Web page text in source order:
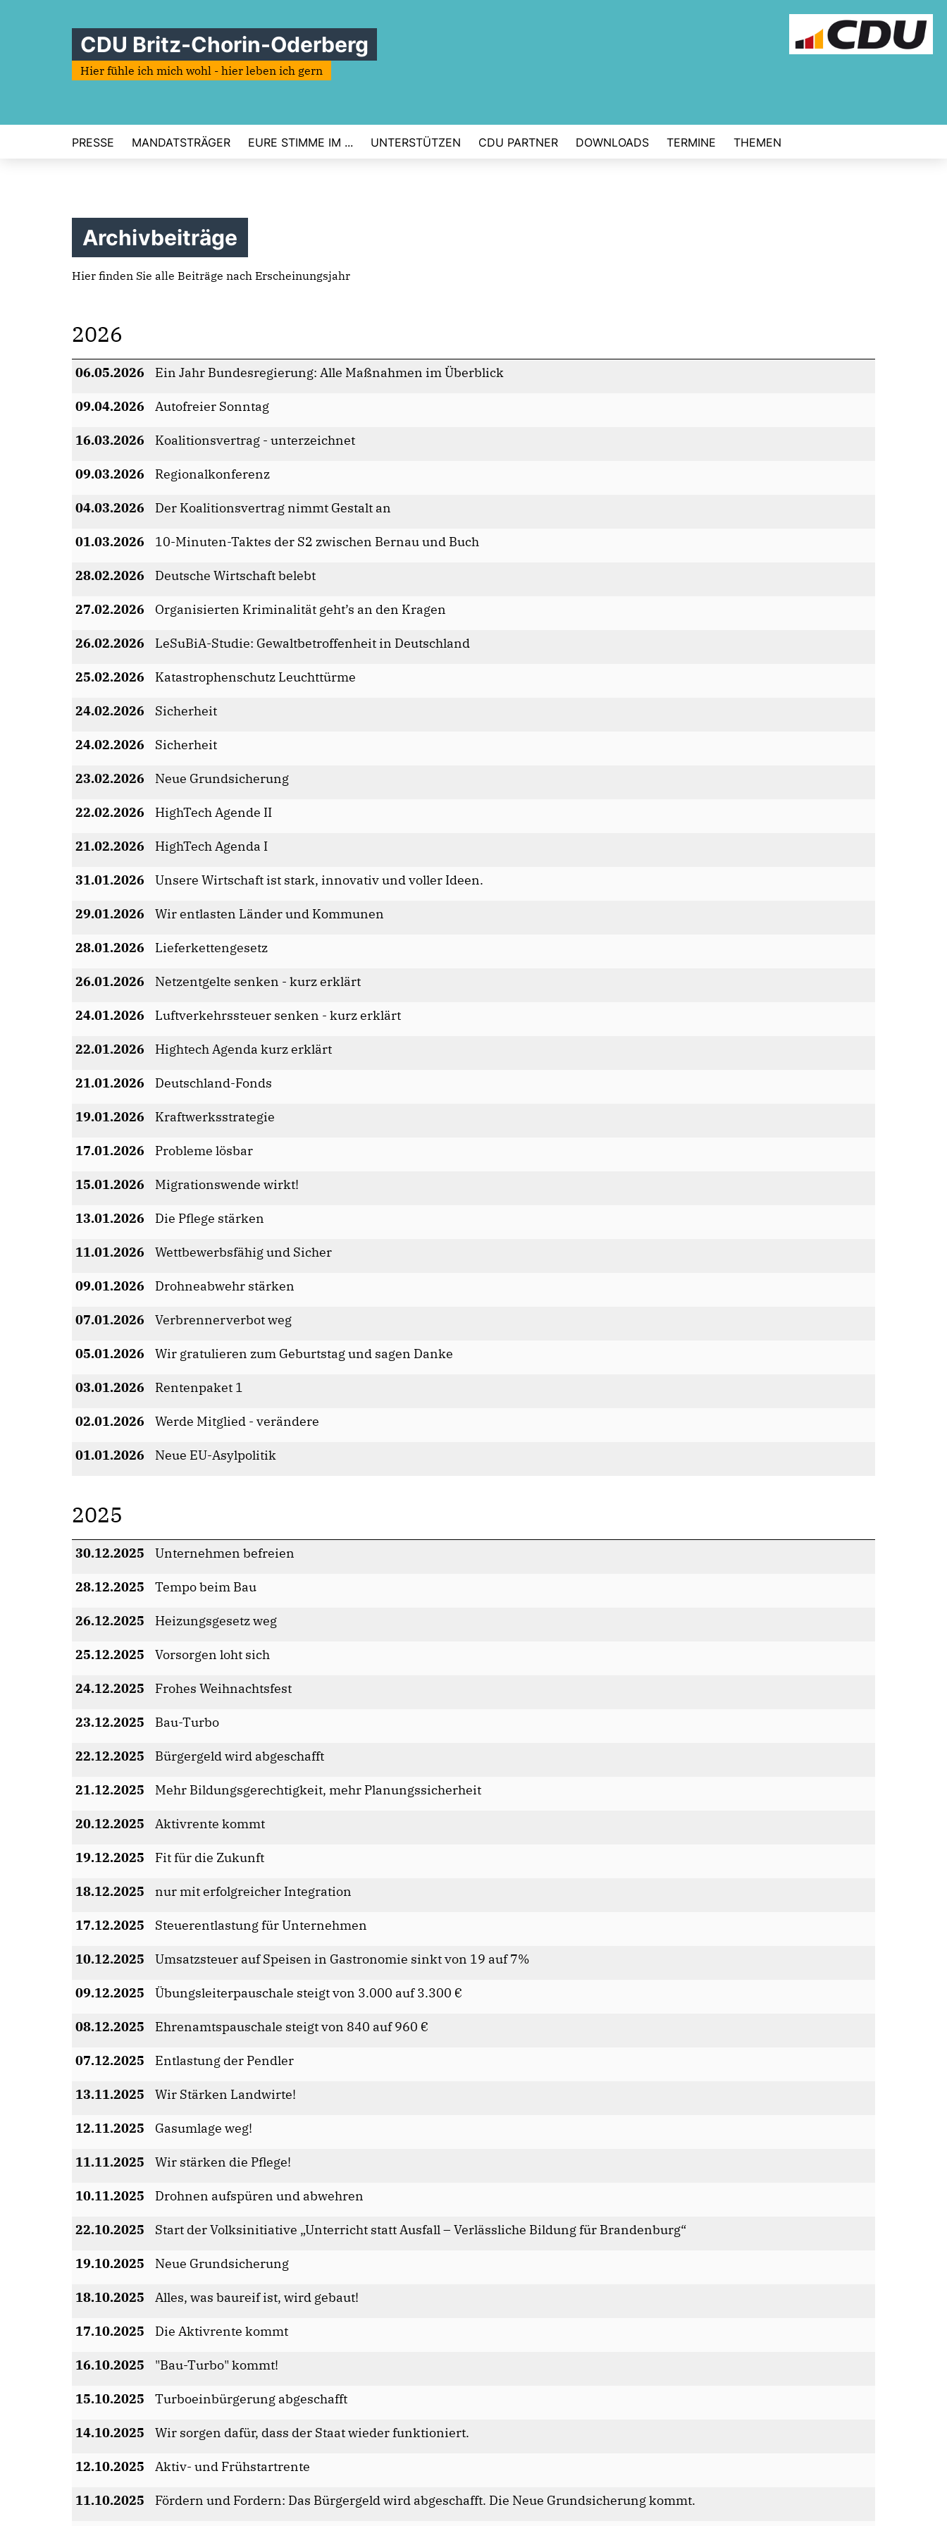
CDU Britz-Chorin-Oderberg
Hier fühle ich mich wohl - hier leben ich gern
PRESSE MANDATSTRÄGER EURE STIMME IM ... UNTERSTÜTZEN CDU PARTNER DOWNLOADS TERMINE THEMEN
Archivbeiträge
Hier finden Sie alle Beiträge nach Erscheinungsjahr
2026
06.05.2026 Ein Jahr Bundesregierung: Alle Maßnahmen im Überblick
09.04.2026 Autofreier Sonntag
16.03.2026 Koalitionsvertrag - unterzeichnet
09.03.2026 Regionalkonferenz
04.03.2026 Der Koalitionsvertrag nimmt Gestalt an
01.03.2026 10-Minuten-Taktes der S2 zwischen Bernau und Buch
28.02.2026 Deutsche Wirtschaft belebt
27.02.2026 Organisierten Kriminalität geht’s an den Kragen
26.02.2026 LeSuBiA-Studie: Gewaltbetroffenheit in Deutschland
25.02.2026 Katastrophenschutz Leuchttürme
24.02.2026 Sicherheit
24.02.2026 Sicherheit
23.02.2026 Neue Grundsicherung
22.02.2026 HighTech Agende II
21.02.2026 HighTech Agenda I
31.01.2026 Unsere Wirtschaft ist stark, innovativ und voller Ideen.
29.01.2026 Wir entlasten Länder und Kommunen
28.01.2026 Lieferkettengesetz
26.01.2026 Netzentgelte senken - kurz erklärt
24.01.2026 Luftverkehrssteuer senken - kurz erklärt
22.01.2026 Hightech Agenda kurz erklärt
21.01.2026 Deutschland-Fonds
19.01.2026 Kraftwerksstrategie
17.01.2026 Probleme lösbar
15.01.2026 Migrationswende wirkt!
13.01.2026 Die Pflege stärken
11.01.2026 Wettbewerbsfähig und Sicher
09.01.2026 Drohneabwehr stärken
07.01.2026 Verbrennerverbot weg
05.01.2026 Wir gratulieren zum Geburtstag und sagen Danke
03.01.2026 Rentenpaket 1
02.01.2026 Werde Mitglied - verändere
01.01.2026 Neue EU-Asylpolitik
2025
30.12.2025 Unternehmen befreien
28.12.2025 Tempo beim Bau
26.12.2025 Heizungsgesetz weg
25.12.2025 Vorsorgen loht sich
24.12.2025 Frohes Weihnachtsfest
23.12.2025 Bau-Turbo
22.12.2025 Bürgergeld wird abgeschafft
21.12.2025 Mehr Bildungsgerechtigkeit, mehr Planungssicherheit
20.12.2025 Aktivrente kommt
19.12.2025 Fit für die Zukunft
18.12.2025 nur mit erfolgreicher Integration
17.12.2025 Steuerentlastung für Unternehmen
10.12.2025 Umsatzsteuer auf Speisen in Gastronomie sinkt von 19 auf 7%
09.12.2025 Übungsleiterpauschale steigt von 3.000 auf 3.300
08.12.2025 Ehrenamtspauschale steigt von 840 auf 960
07.12.2025 Entlastung der Pendler
13.11.2025 Wir Stärken Landwirte!
12.11.2025 Gasumlage weg!
11.11.2025 Wir stärken die Pflege!
10.11.2025 Drohnen aufspüren und abwehren
22.10.2025 Start der Volksinitiative „Unterricht statt Ausfall – Verlässliche Bildung für Brandenburg“
19.10.2025 Neue Grundsicherung
18.10.2025 Alles, was baureif ist, wird gebaut!
17.10.2025 Die Aktivrente kommt
16.10.2025 "Bau-Turbo" kommt!
15.10.2025 Turboeinbürgerung abgeschafft
14.10.2025 Wir sorgen dafür, dass der Staat wieder funktioniert.
12.10.2025 Aktiv- und Frühstartrente
11.10.2025 Fördern und Fordern: Das Bürgergeld wird abgeschafft. Die Neue Grundsicherung kommt.